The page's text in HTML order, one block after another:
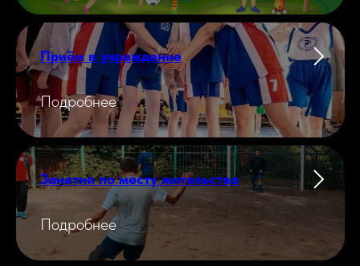
Приём в учреждение
Подробнее
Занятия по месту жительства
Подробнее